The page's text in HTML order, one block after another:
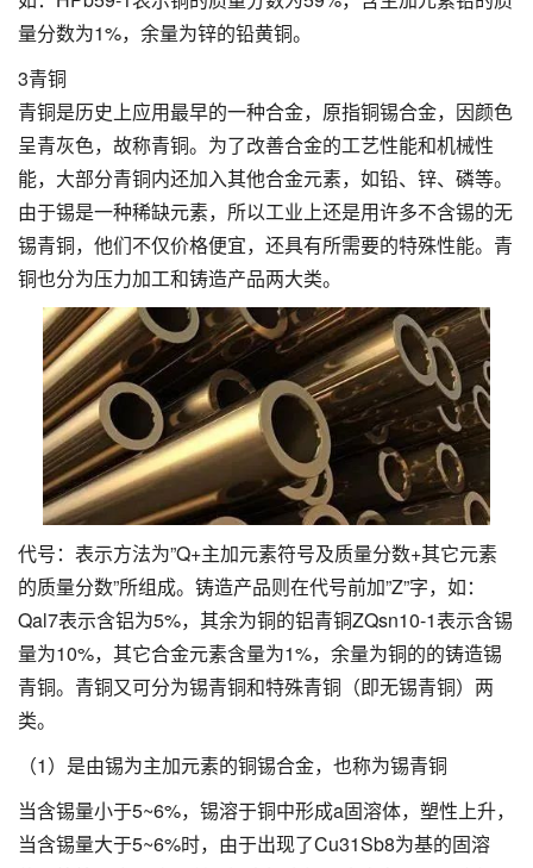
量分数为1%，余量为锌的铅黄铜。
3青铜
青铜是历史上应用最早的一种合金，原指铜锡合金，因颜色
呈青灰色，故称青铜。为了改善合金的工艺性能和机械性
能，大部分青铜内还加入其他合金元素，如铅、锌、磷等。
由于锡是一种稀缺元素，所以工业上还是用许多不含锡的无
锡青铜，他们不仅价格便宜，还具有所需要的特殊性能。青
铜也分为压力加工和铸造产品两大类。
代号：表示方法为”Q+主加元素符号及质量分数+其它元素
的质量分数”所组成。铸造产品则在代号前加”Z”字，如：
Qal7表示含铝为5%，其余为铜的铝青铜ZQsn10-1表示含锡
量为10%，其它合金元素含量为1%，余量为铜的的铸造锡
青铜。青铜又可分为锡青铜和特殊青铜（即无锡青铜）两
类。
（1）是由锡为主加元素的铜锡合金，也称为锡青铜
当含锡量小于5~6%，锡溶于铜中形成a固溶体，塑性上升，
当含锡量大于5~6%时，由于出现了Cu31Sb8为基的固溶